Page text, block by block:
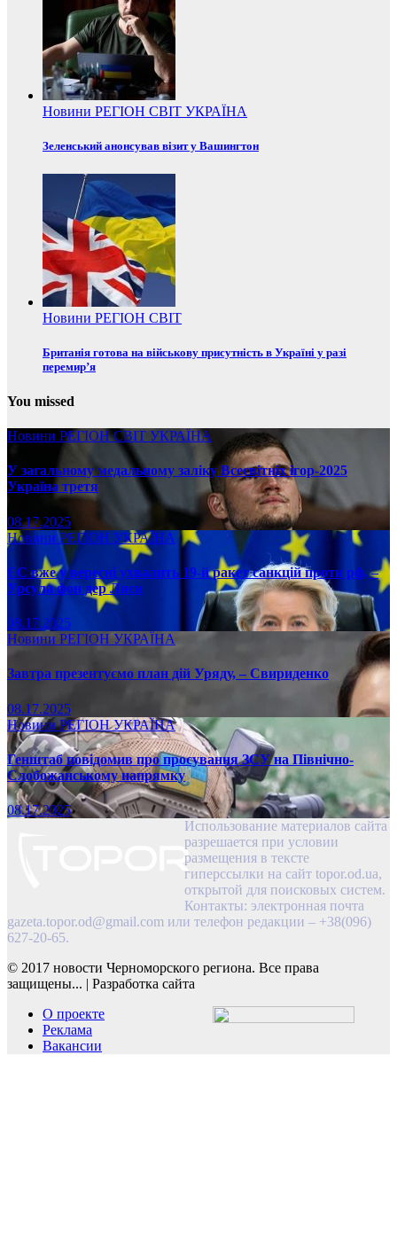
Новини РЕГІОН СВІТ УКРАЇНА
Зеленський анонсував візит у Вашингтон
Новини РЕГІОН СВІТ
Британія готова на військову присутність в Україні у разі
перемир’я
You missed
Новини РЕГІОНСВІТ УКРАЇНА
У загальному медальному заліку Всесвітніх ігор-2025
Україна третя
08.17.2025
НовиниРЕГІОН УКРАЇНА
ЄС вже у вересні ухвалить 19-й ракет санкцій проти рф, –
Урсула фон дер Ляєн
08.17.2025
Новини РЕГІОН УКРАЇНА
Завтра презентуємо план дій Уряду, – Свириденко
08.17.2025
НовиниРЕГІОНУКРАЇНА
Генштаб повідомив про просування ЗСУ на Північно-
Слобожанському напрямку
08.17.2025
Использование материалов сайта
разрешается при условии
размещения в тексте
гиперссылки на сайт topor.od.ua,
открытой для поисковых систем.
Контакты: электронная почта
gazeta.topor.od@gmail.com или телефон редакции – +38(096)
627-20-65.
© 2017 новости Черноморского региона. Все права
защищены... | Разработка сайта
О проекте
Реклама
Вакансии